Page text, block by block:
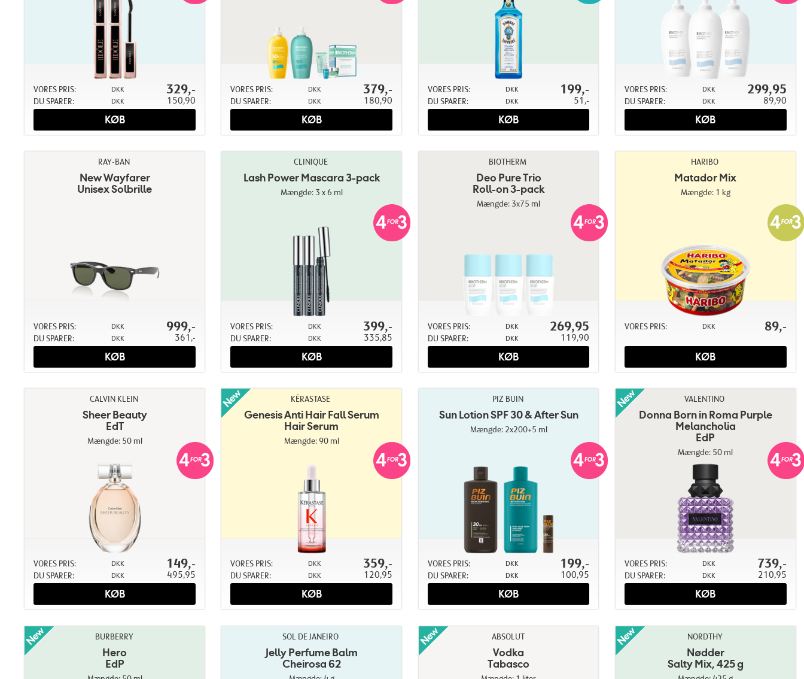
VORES PRIS: DKK 329,-
DU SPARER: DKK 150,90
KØB
VORES PRIS: DKK 379,-
DU SPARER: DKK 180,90
KØB
VORES PRIS: DKK 199,-
DU SPARER: DKK 51,-
KØB
VORES PRIS: DKK 299,95
DU SPARER: DKK 89,90
KØB
RAY-BAN
New Wayfarer
Unisex Solbrille
VORES PRIS: DKK 999,-
DU SPARER: DKK 361,-
KØB
CLINIQUE
Lash Power Mascara 3-pack
Mængde: 3 x 6 ml
VORES PRIS: DKK 399,-
DU SPARER: DKK 335,85
KØB
BIOTHERM
Deo Pure Trio
Roll-on 3-pack
Mængde: 3x75 ml
VORES PRIS: DKK 269,95
DU SPARER: DKK 119,90
KØB
HARIBO
Matador Mix
Mængde: 1 kg
VORES PRIS: DKK 89,-
KØB
CALVIN KLEIN
Sheer Beauty
EdT
Mængde: 50 ml
VORES PRIS: DKK 149,-
DU SPARER: DKK 495,95
KØB
KÉRASTASE
Genesis Anti Hair Fall Serum
Hair Serum
Mængde: 90 ml
VORES PRIS: DKK 359,-
DU SPARER: DKK 120,95
KØB
PIZ BUIN
Sun Lotion SPF 30 & After Sun
Mængde: 2x200+5 ml
VORES PRIS: DKK 199,-
DU SPARER: DKK 100,95
KØB
VALENTINO
Donna Born in Roma Purple
Melancholia
EdP
Mængde: 50 ml
VORES PRIS: DKK 739,-
DU SPARER: DKK 210,95
KØB
BURBERRY
Hero
EdP
SOL DE JANEIRO
Jelly Perfume Balm
Cheirosa 62
ABSOLUT
Vodka
Tabasco
NORDTHY
Nødder
Salty Mix, 425 g